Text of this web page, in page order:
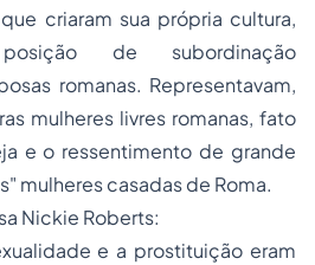
criaram sua própria cultura,
de subordinação
romanas. Representavam,
mulheres livres romanas, fato
e o ressentimento de grande
mulheres casadas de Roma.
Nickie Roberts:
e a prostituição eram